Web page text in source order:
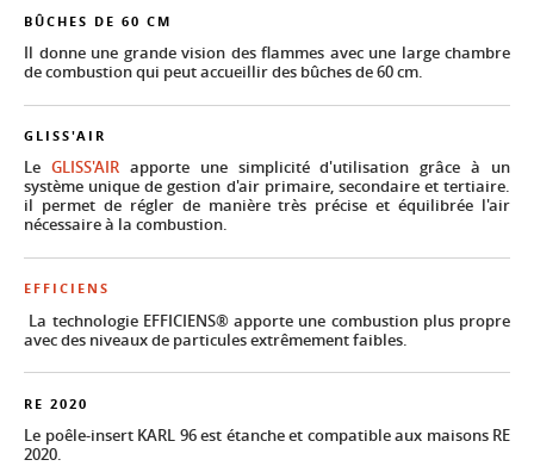
BÛCHES DE 60 CM
Il donne une grande vision des flammes avec une large chambre
de combustion qui peut accueillir des bûches de 60 cm.
GLISS'AIR
Le GLISS'AIRapporte une simplicité d'utilisation grâce à un
système unique de gestion d'air primaire, secondaire et tertiaire.
il permet de régler de manière très précise et équilibrée l'air
nécessaire à la combustion.
EFFICIENS
La technologie EFFICIENS® apporte une combustion plus propre
avec des niveaux de particules extrêmement faibles.
RE 2020
Le poêle-insert KARL 96 est étanche et compatible aux maisons RE
2020.